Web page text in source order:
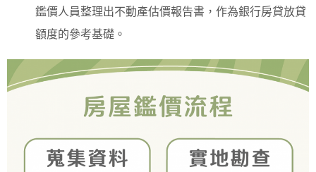
鑑價人員整理出不動產估價報告書，作為銀行房貸放貸
額度的參考基礎。